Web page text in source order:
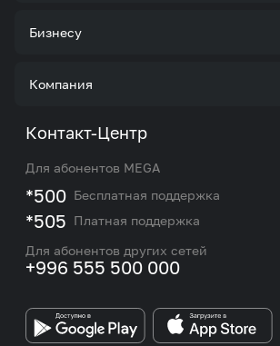
Тарифы
Роуминг и международные звонки
eSIM
Подбор номера
Бизнесу
Стать корпоративным клиентом
M2M
Контакты сотрудников отдела по
корпоративными и VIP клиентами
Компания
О нас
Новости
Карта покрытия сети и центров
Работа в MEGA
Бренд MEGA
Контакт-Центр
Для абонентов MEGA
*500 Бесплатная поддержка
*505 Платная поддержка
Для абонентов других сетей
+996 555 500 000